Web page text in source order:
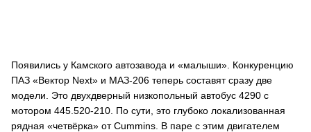
Появились у Камского автозавода и «малыши». Конкуренцию
ПАЗ «Вектор Next» и МАЗ-206 теперь составят сразу две
модели. Это двухдверный низкопольный автобус 4290 с
мотором 445.520-210. По сути, это глубоко локализованная
рядная «четвёрка» от Cummins. В паре с этим двигателем